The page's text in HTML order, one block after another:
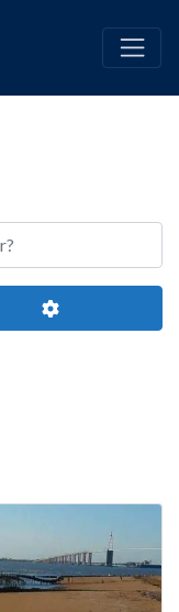
Geavanceerde